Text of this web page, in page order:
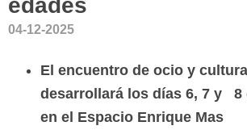
edades
04-12-2025
El encuentro de ocio y
desarrollará los días 6, 7 y 8
en el Espacio Enrique Mas